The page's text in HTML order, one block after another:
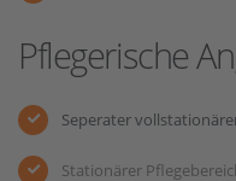
Pflegerische
Seperater
Stationärer